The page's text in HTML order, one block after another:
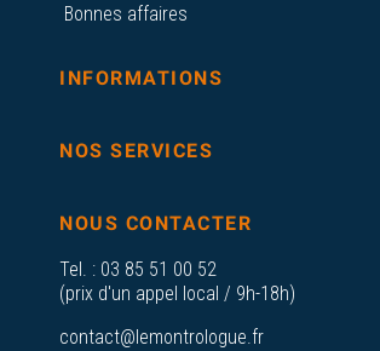
Bonnes affaires
INFORMATIONS
NOS SERVICES
NOUS CONTACTER
Tel. : 03 85 51 00 52
(prix d'un appel local / 9h-18h)
contact@lemontrologue.fr